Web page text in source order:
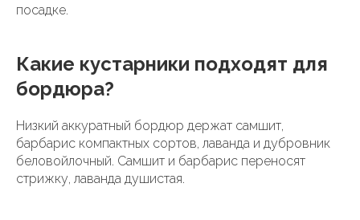
посадке.
Какие кустарники подходят для
бордюра?
Низкий аккуратный бордюр держат самшит,
барбарис компактных сортов, лаванда и дубровник
беловойлочный. Самшит и барбарис переносят
стрижку, лаванда душистая.